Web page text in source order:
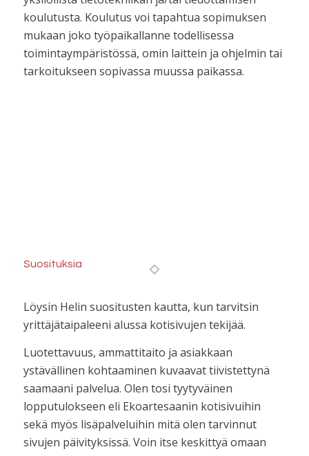
koulutusta. Koulutus voi tapahtua sopimuksen
mukaan joko työpaikallanne todellisessa
toimintaympäristössä, omin laittein ja ohjelmin tai
tarkoitukseen sopivassa muussa paikassa.
Suosituksia
Löysin Helin suositusten kautta, kun tarvitsin
yrittäjätaipaleeni alussa kotisivujen tekijää.
Luotettavuus, ammattitaito ja asiakkaan
ystävällinen kohtaaminen kuvaavat tiivistettynä
saamaani palvelua. Olen tosi tyytyväinen
lopputulokseen eli Ekoartesaanin kotisivuihin
sekä myös lisäpalveluihin mitä olen tarvinnut
sivujen päivityksissä. Voin itse keskittyä omaan